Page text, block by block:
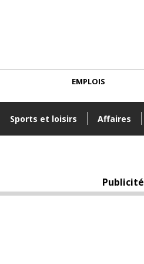
Sports et loisirs Affaires
EMPLOIS
Publicité